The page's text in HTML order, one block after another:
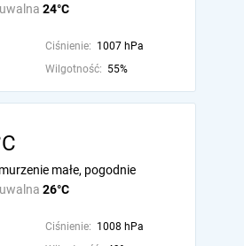
24°C
Ciśnienie: 1007 hPa
Wilgotność: 55%
26°C
małe, pogodnie
Ciśnienie: 1008 hPa